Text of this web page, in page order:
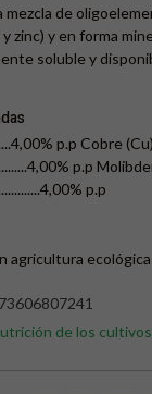
mezcla de
zinc) y en forma
soluble y
p.p Cobre
p.p
p.p
agricultura ecológica
de los cultivos